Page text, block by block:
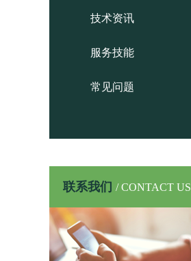
技术资讯
服务技能
常见问题
联系我们 / CONTACT US